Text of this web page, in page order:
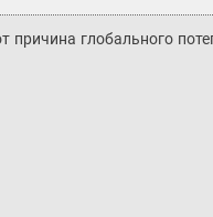
причина глобального